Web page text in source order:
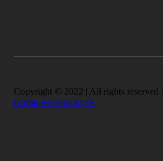
Copyright © 2022 | All rights reserved |
tvorba-webstranky.sk